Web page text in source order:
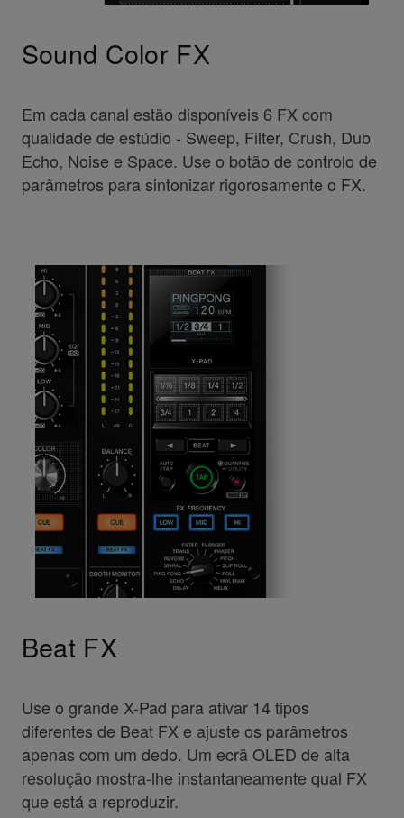
Sound Color FX
Em cada canal estão disponíveis 6 FX com
qualidade de estúdio - Sweep, Filter, Crush, Dub
Echo, Noise e Space. Use o botão de controlo de
parâmetros para sintonizar rigorosamente o FX.
Beat FX
Use o grande X-Pad para ativar 14 tipos
diferentes de Beat FX e ajuste os parâmetros
apenas com um dedo. Um ecrã OLED de alta
resolução mostra-lhe instantaneamente qual FX
que está a reproduzir.